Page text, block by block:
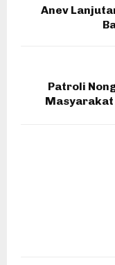
Anev
Patroli
Masyarakat